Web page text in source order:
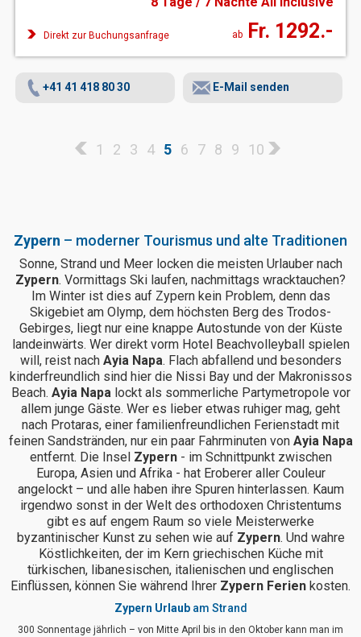
Wohlfühlatmosphäre!
Direkt zur Buchungsanfrage ab Fr. 1292.-
+41 41 418 80 30 E-Mail senden
1 2 3 4 5 6 7 8 9 10
Zypern – moderner Tourismus und alte Traditionen
Sonne, Strand und Meer locken die meisten Urlauber nach
Zypern. Vormittags Ski laufen, nachmittags wracktauchen?
Im Winter ist dies auf Zypern kein Problem, denn das
Skigebiet am Olymp, dem höchsten Berg des Trodos-
Gebirges, liegt nur eine knappe Autostunde von der Küste
landeinwärts. Wer direkt vorm Hotel Beachvolleyball spielen
will, reist nach Ayia Napa. Flach abfallend und besonders
kinderfreundlich sind hier die Nissi Bay und der Makronissos
Beach. Ayia Napalockt als sommerliche Partymetropole vor
allem junge Gäste. Wer es lieber etwas ruhiger mag, geht
nach Protaras, einer familienfreundlichen Ferienstadt mit
feinen Sandstränden, nur ein paar Fahrminuten von Ayia Napa
entfernt. Die Insel Zypern- im Schnittpunkt zwischen
Europa, Asien und Afrika - hat Eroberer aller Couleur
angelockt – und alle haben ihre Spuren hinterlassen. Kaum
irgendwo sonst in der Welt des orthodoxen Christentums
gibt es auf engem Raum so viele Meisterwerke
byzantinischer Kunst zu sehen wie auf Zypern. Und wahre
Köstlichkeiten, der im Kern griechischen Küche mit
türkischen, libanesischen, italienischen und englischen
Einflüssen, können Sie während Ihrer Zypern Ferien kosten.
Zypern Urlaubam Strand
300 Sonnentage jährlich – von Mitte April bis in den Oktober kann man im